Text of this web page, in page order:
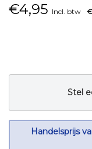
€4,95 Incl. btw
Stel
Handelsprijs